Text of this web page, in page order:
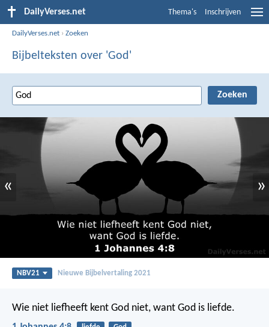
DailyVerses.net Thema's Inschrijven
DailyVerses.net ›Zoeken
Bijbelteksten over 'God'
« »
NBV21 Nieuwe Bijbelvertaling 2021
Wie niet liefheeft kent God niet, want God is liefde.